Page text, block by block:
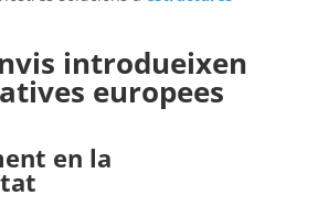
introdueixen
europees
en la